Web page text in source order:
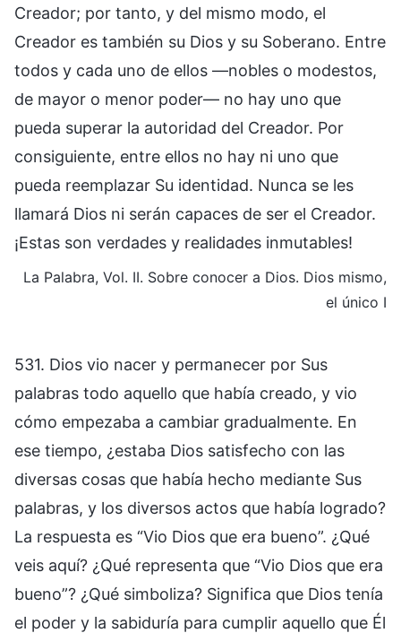
Creador; por tanto, y del mismo modo, el
Creador es también su Dios y su Soberano. Entre
todos y cada uno de ellos —nobles o modestos,
de mayor o menor poder— no hay uno que
pueda superar la autoridad del Creador. Por
consiguiente, entre ellos no hay ni uno que
pueda reemplazar Su identidad. Nunca se les
llamará Dios ni serán capaces de ser el Creador.
¡Estas son verdades y realidades inmutables!
La Palabra, Vol. II. Sobre conocer a Dios. Dios mismo,
el único I
531. Dios vio nacer y permanecer por Sus
palabras todo aquello que había creado, y vio
cómo empezaba a cambiar gradualmente. En
ese tiempo, ¿estaba Dios satisfecho con las
diversas cosas que había hecho mediante Sus
palabras, y los diversos actos que había logrado?
La respuesta es “Vio Dios que era bueno”. ¿Qué
veis aquí? ¿Qué representa que “Vio Dios que era
bueno”? ¿Qué simboliza? Significa que Dios tenía
el poder y la sabiduría para cumplir aquello que Él